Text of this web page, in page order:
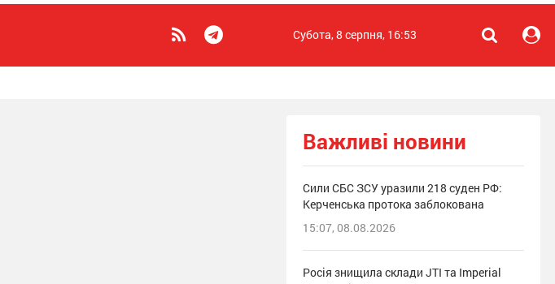
Субота, 8 серпня, 16:53
Важливі новини
Сили СБС ЗСУ уразили 218 суден РФ:
Керченська протока заблокована
15:07, 08.08.2026
Росія знищила склади JTI та Imperial